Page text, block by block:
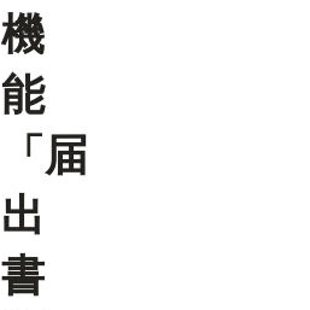
機
能
「届
出
書